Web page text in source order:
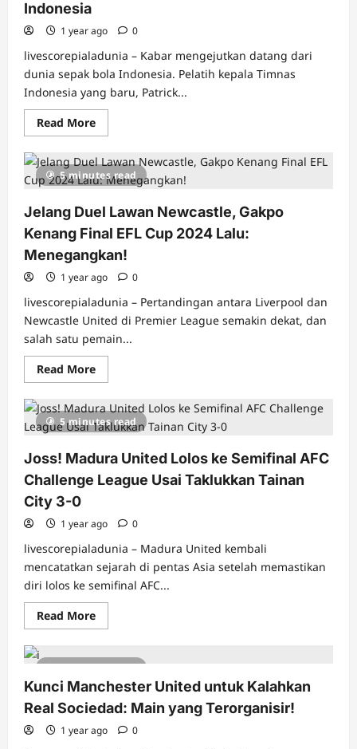
Milan
Capello
Indonesia
1 year ago 0
livescorepialadunia – Kabar mengejutkan datang dari
dunia sepak bola Indonesia. Pelatih kepala Timnas
Indonesia yang baru, Patrick...
Read MoreRead
more
Patrick
Kluivert
Panggil
Asisten
Arianto
untuk
Jadi
Staf
Pelatih
Timnas
Indonesia
5 minutes read
Jelang Duel Lawan Newcastle, Gakpo
Kenang Final EFL Cup 2024 Lalu:
Menegangkan!
1 year ago 0
livescorepialadunia – Pertandingan antara Liverpool dan
Newcastle United di Premier League semakin dekat, dan
salah satu pemain...
Read MoreRead
more
Jelang
Duel
Lawan
Newcastle,
Kenang
Final
EFL
Cup
Menegangkan!
5 minutes read
Joss! Madura United Lolos ke Semifinal AFC
Challenge League Usai Taklukkan Tainan
City 3-0
1 year ago 0
livescorepialadunia – Madura United kembali
mencatatkan sejarah di pentas Asia setelah memastikan
diri lolos ke semifinal AFC...
Read MoreRead
more
Madura
Lolos
ke
Semifinal
AFC
Challenge
League
4 minutes read
Kunci Manchester United untuk Kalahkan
Real Sociedad: Main yang Terorganisir!
1 year ago 0